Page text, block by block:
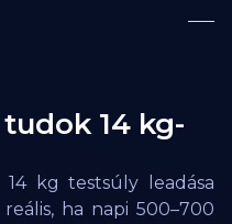
14 kg-
kg testsúly leadása
ha napi 500–700